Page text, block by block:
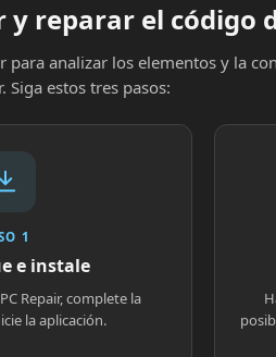
y reparar el código
para analizar los elementos y la
Siga estos tres pasos:
1
e instale
Repair, complete la
la aplicación.